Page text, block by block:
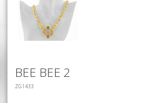
BEE BEE 2
ZG1433